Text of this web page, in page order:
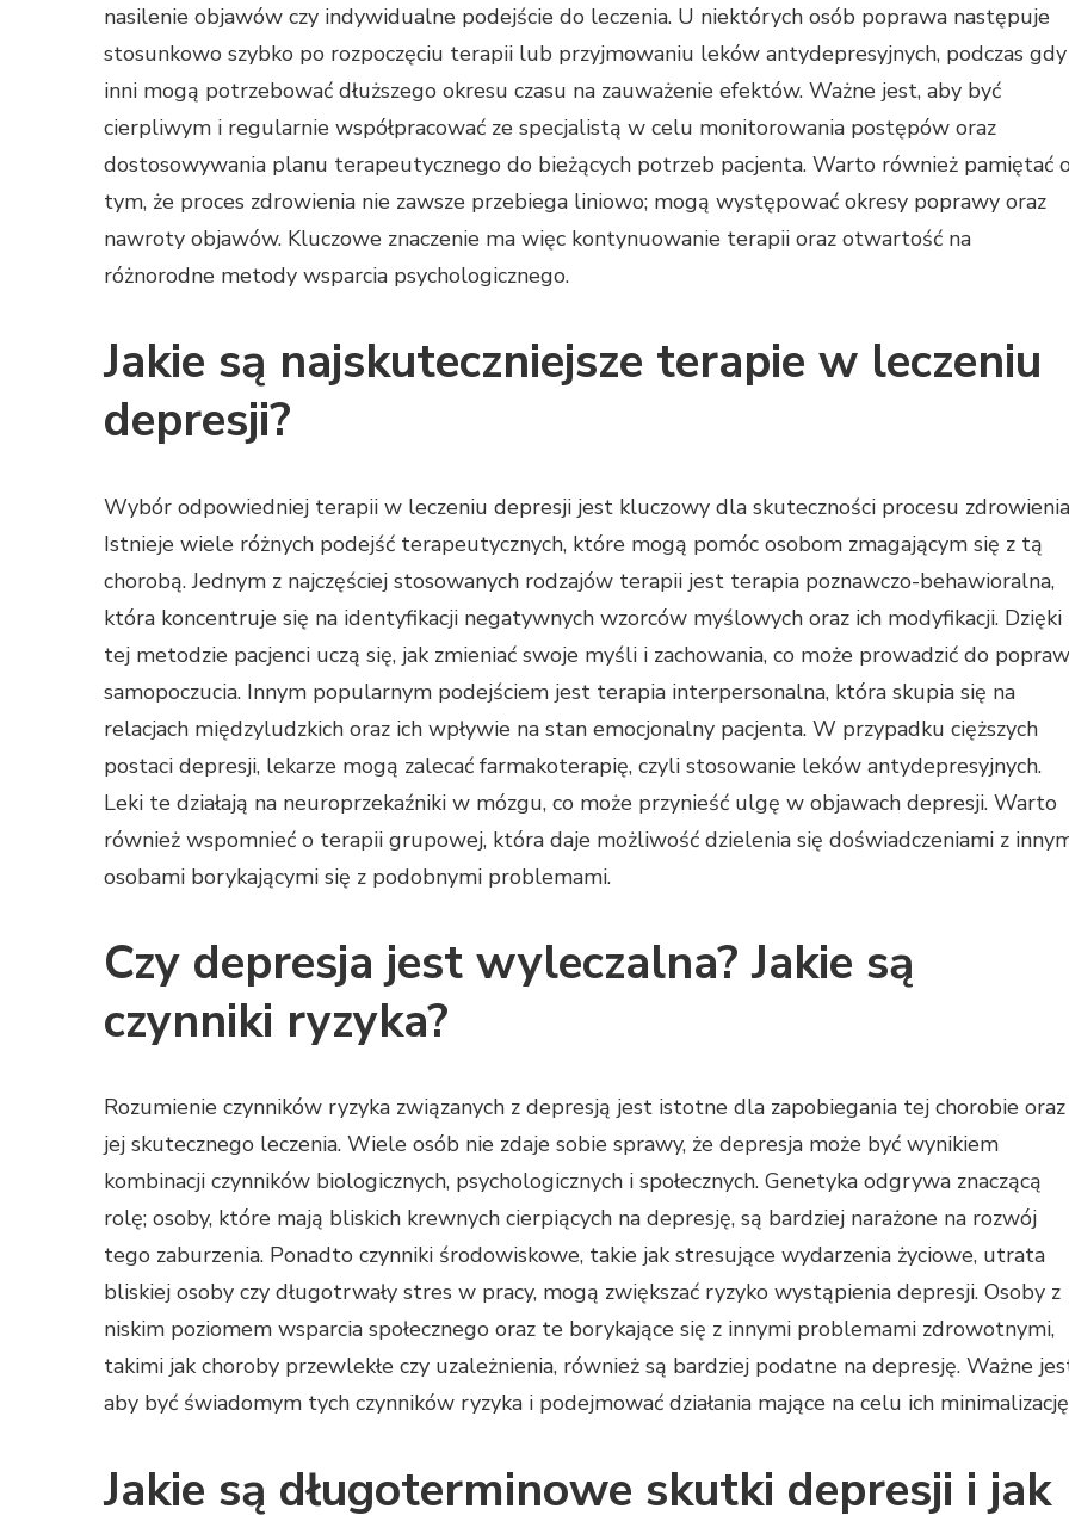
nasilenie objawów czy indywidualne podejście do leczenia. U niektórych osób poprawa następuje
stosunkowo szybko po rozpoczęciu terapii lub przyjmowaniu leków antydepresyjnych, podczas gdy
inni mogą potrzebować dłuższego okresu czasu na zauważenie efektów. Ważne jest, aby być
cierpliwym i regularnie współpracować ze specjalistą w celu monitorowania postępów oraz
dostosowywania planu terapeutycznego do bieżących potrzeb pacjenta. Warto również pamiętać
tym, że proces zdrowienia nie zawsze przebiega liniowo; mogą występować okresy poprawy oraz
nawroty objawów. Kluczowe znaczenie ma więc kontynuowanie terapii oraz otwartość na
różnorodne metody wsparcia psychologicznego.
Jakie są najskuteczniejsze terapie w leczeniu
depresji?
Wybór odpowiedniej terapii w leczeniu depresji jest kluczowy dla skuteczności procesu
Istnieje wiele różnych podejść terapeutycznych, które mogą pomóc osobom zmagającym się z tą
chorobą. Jednym z najczęściej stosowanych rodzajów terapii jest terapia poznawczo-behawioralna,
która koncentruje się na identyfikacji negatywnych wzorców myślowych oraz ich modyfikacji. Dzięki
tej metodzie pacjenci uczą się, jak zmieniać swoje myśli i zachowania, co może prowadzić do
samopoczucia. Innym popularnym podejściem jest terapia interpersonalna, która skupia się na
relacjach międzyludzkich oraz ich wpływie na stan emocjonalny pacjenta. W przypadku cięższych
postaci depresji, lekarze mogą zalecać farmakoterapię, czyli stosowanie leków antydepresyjnych.
Leki te działają na neuroprzekaźniki w mózgu, co może przynieść ulgę w objawach depresji. Warto
również wspomnieć o terapii grupowej, która daje możliwość dzielenia się doświadczeniami z
osobami borykającymi się z podobnymi problemami.
Czy depresja jest wyleczalna? Jakie są
czynniki ryzyka?
Rozumienie czynników ryzyka związanych z depresją jest istotne dla zapobiegania tej chorobie oraz
jej skutecznego leczenia. Wiele osób nie zdaje sobie sprawy, że depresja może być wynikiem
kombinacji czynników biologicznych, psychologicznych i społecznych. Genetyka odgrywa znaczącą
rolę; osoby, które mają bliskich krewnych cierpiących na depresję, są bardziej narażone na rozwój
tego zaburzenia. Ponadto czynniki środowiskowe, takie jak stresujące wydarzenia życiowe, utrata
bliskiej osoby czy długotrwały stres w pracy, mogą zwiększać ryzyko wystąpienia depresji. Osoby z
niskim poziomem wsparcia społecznego oraz te borykające się z innymi problemami zdrowotnymi,
takimi jak choroby przewlekłe czy uzależnienia, również są bardziej podatne na depresję. Ważne
aby być świadomym tych czynników ryzyka i podejmować działania mające na celu ich
Jakie są długoterminowe skutki depresji i jak